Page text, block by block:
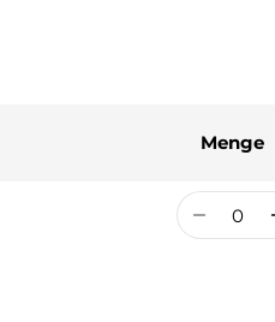
Menge
Menge